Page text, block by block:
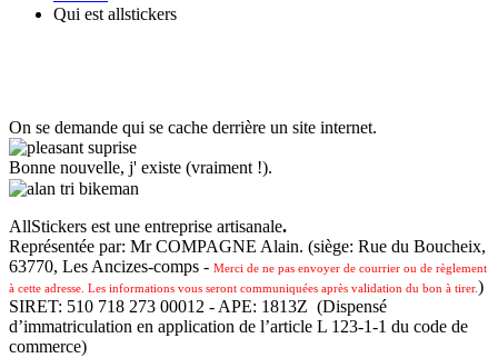
Qui est allstickers
On se demande qui se cache derrière un site internet.
Bonne nouvelle, j' existe (vraiment !).
AllStickers est une entreprise artisanale.
Représentée par: Mr COMPAGNE Alain. (siège: Rue du Boucheix,
63770, Les Ancizes-comps - Merci de ne pas envoyer de courrier ou de règlement
à cette adresse. Les informations vous seront communiquées après validation du bon à tirer.)
SIRET: 510 718 273 00012 - APE: 1813Z (Dispensé
d’immatriculation en application de l’article L 123-1-1 du code de
commerce)